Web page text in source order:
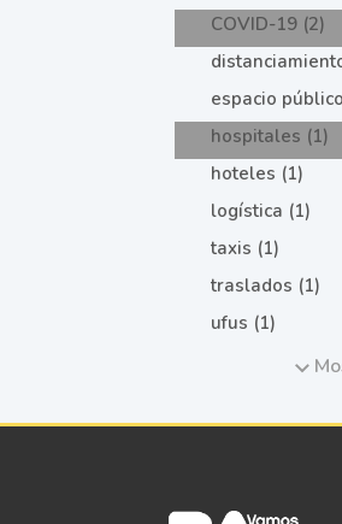
COVID-19 (2)
espacio
hospitales (1)
hoteles (1)
logística (1)
taxis (1)
traslados (1)
ufus (1)